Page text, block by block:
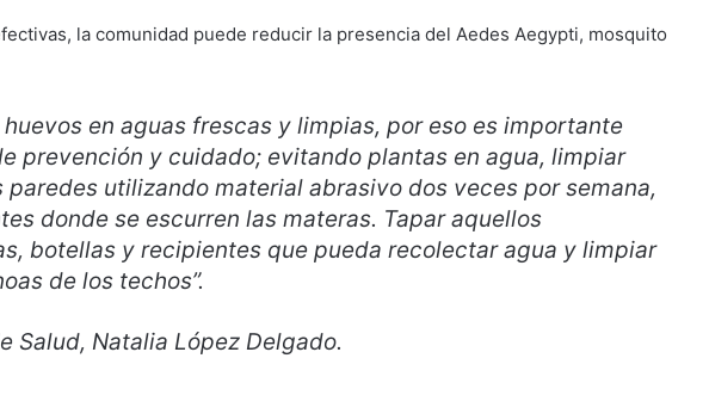
la comunidad puede reducir la presencia del Aedes Aegypti, mosquito
huevos en aguas frescas y limpias, por eso es importante
prevención y cuidado; evitando plantas en agua, limpiar
utilizando material abrasivo dos veces por semana,
donde se escurren las materas. Tapar aquellos
botellas y recipientes que pueda recolectar agua y limpiar
de los techos”.
Salud, Natalia López Delgado.